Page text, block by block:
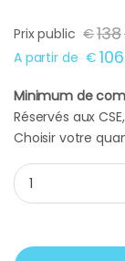
Prix public €138
A partir de € 106
Minimum de
Réservés aux
Choisir votre
Station d'accueil